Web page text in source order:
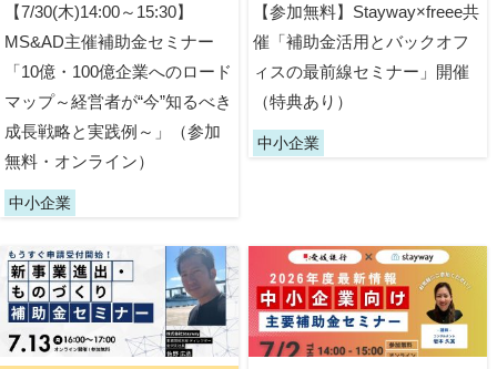
【7/30(木)14:00～15:30】
MS&AD主催補助金セミナー
「10億・100億企業へのロード
マップ～経営者が“今”知るべき
成長戦略と実践例～」（参加
無料・オンライン）
中小企業
【参加無料】Stayway×freee共
催「補助金活用とバックオフ
ィスの最前線セミナー」開催
（特典あり）
中小企業